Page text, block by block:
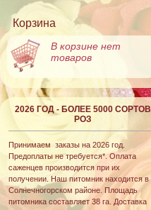
Корзина
В корзине нет
товаров
2026 ГОД - БОЛЕЕ 5000 СОРТОВ
РОЗ
Принимаем заказы на 2026 год.
Предоплаты не требуется*. Оплата
саженцев производится при их
получении. Наш питомник находится в
Солнечногорском районе. Площадь
питомника составляет 38 га. Доставка